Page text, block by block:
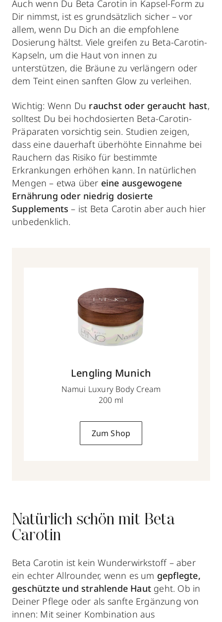
Auch wenn Du Beta Carotin in Kapsel-Form zu
Dir nimmst, ist es grundsätzlich sicher – vor
allem, wenn Du Dich an die empfohlene
Dosierung hältst. Viele greifen zu Beta-Carotin-
Kapseln, um die Haut von innen zu
unterstützen, die Bräune zu verlängern oder
dem Teint einen sanften Glow zu verleihen.
Wichtig: Wenn Du rauchst oder geraucht hast,
solltest Du bei hochdosierten Beta-Carotin-
Präparaten vorsichtig sein. Studien zeigen,
dass eine dauerhaft überhöhte Einnahme bei
Rauchern das Risiko für bestimmte
Erkrankungen erhöhen kann. In natürlichen
Mengen – etwa über eine ausgewogene
Ernährung oder niedrig dosierte
Supplements – ist Beta Carotin aber auch hier
unbedenklich.
Lengling Munich
Namui Luxury Body Cream
200 ml
Zum Shop
Natürlich schön mit Beta
Carotin
Beta Carotin ist kein Wunderwirkstoff – aber
ein echter Allrounder, wenn es um gepflegte,
geschützte und strahlende Haut geht. Ob in
Deiner Pflege oder als sanfte Ergänzung von
innen: Mit seiner Kombination aus